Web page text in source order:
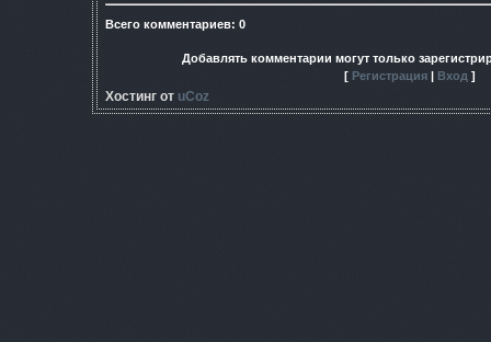
Всего комментариев: 0
Добавлять комментарии могут только
[ Регистрация Вход ]
Хостинг от uCoz